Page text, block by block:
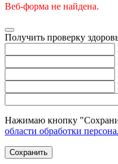
Веб-форма не найдена.
Получить проверку
Нажимаю кнопку
области обработки
Сохранить